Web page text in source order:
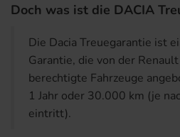
Doch was ist die DACIA
Die Dacia Treuegarantie ist
Garantie, die von der
berechtigte Fahrzeuge
1 Jahr oder 30.000 km (je
eintritt).